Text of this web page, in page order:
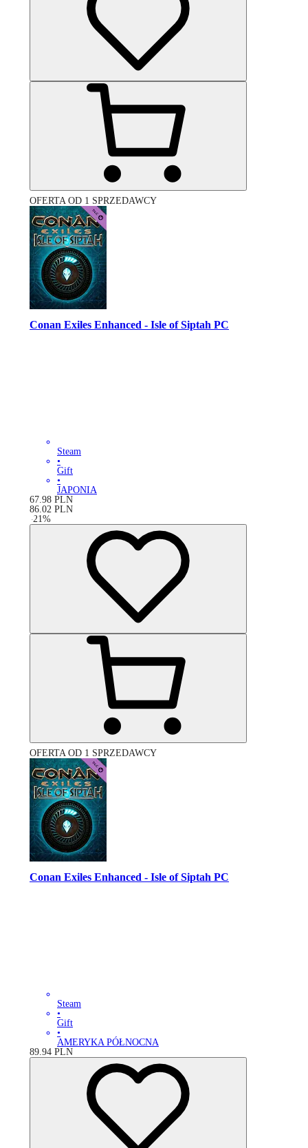
OFERTA OD 1 SPRZEDAWCY
Conan Exiles Enhanced - Isle of Siptah PC
Steam
•
Gift
•
JAPONIA
67.98 PLN
86.02 PLN
-21 %
OFERTA OD 1 SPRZEDAWCY
Conan Exiles Enhanced - Isle of Siptah PC
Steam
•
Gift
•
AMERYKA PÓŁNOCNA
89.94 PLN